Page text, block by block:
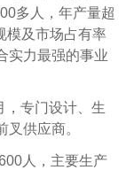
多人，年产量超
模及市场占有率
实力最强的事业
，专门设计、生
供应商。
人，主要生产